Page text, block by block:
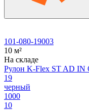
101-080-19003
10 м²
На складе
Рулон K-Flex ST AD IN
19
черный
1000
10